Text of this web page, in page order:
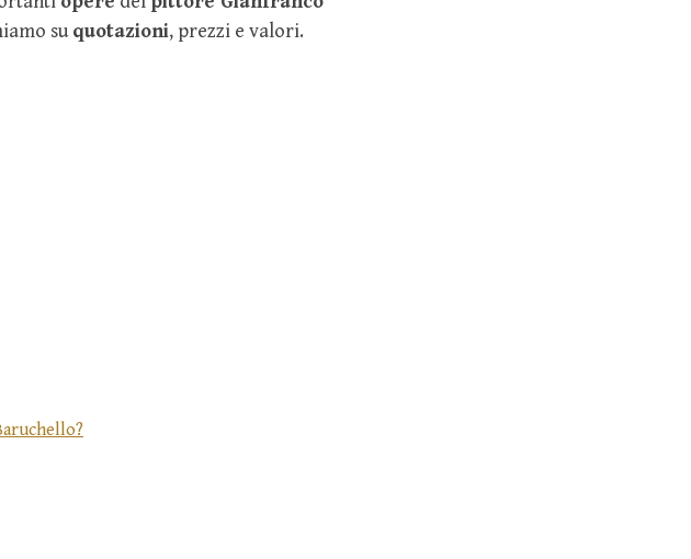
suquotazioni, prezzi e valori.